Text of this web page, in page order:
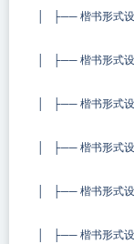
│ ├── 楷书形式设
│ ├── 楷书形式设
│ ├── 楷书形式设
│ ├── 楷书形式设
│ ├── 楷书形式设
│ ├── 楷书形式设